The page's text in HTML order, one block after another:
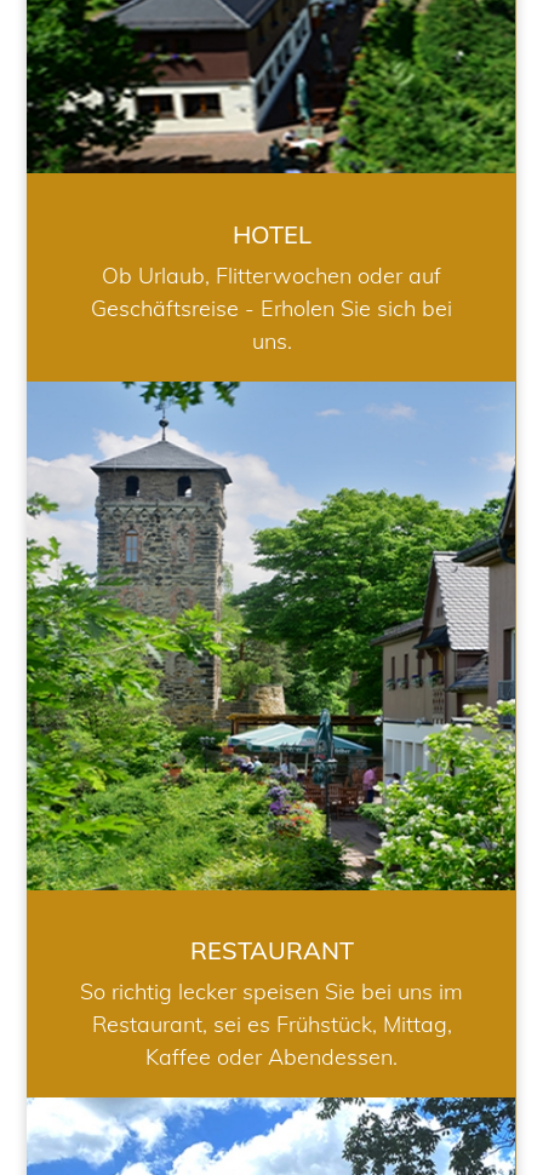
HOTEL
Ob Urlaub, Flitterwochen oder auf
Geschäftsreise - Erholen Sie sich bei
uns.
RESTAURANT
RESTAURANT
So richtig lecker speisen Sie bei uns im
Restaurant, sei es Frühstück, Mittag,
Kaffee oder Abendessen.